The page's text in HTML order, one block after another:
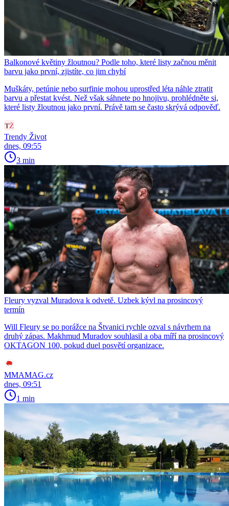
Balkonové květiny žloutnou? Podle toho, které listy začnou měnit
barvu jako první, zjistíte, co jim chybí
Muškáty, petúnie nebo surfinie mohou uprostřed léta náhle ztratit
barvu a přestat kvést. Než však sáhnete po hnojivu, prohlédněte si,
které listy žloutnou jako první. Právě tam se často skrývá odpověď.
Trendy Život
dnes, 09:55
3 min
Fleury vyzval Muradova k odvetě. Uzbek kývl na prosincový
termín
Will Fleury se po porážce na Štvanici rychle ozval s návrhem na
druhý zápas. Makhmud Muradov souhlasil a oba míří na prosincový
OKTAGON 100, pokud duel posvětí organizace.
MMAMAG.cz
dnes, 09:51
1 min